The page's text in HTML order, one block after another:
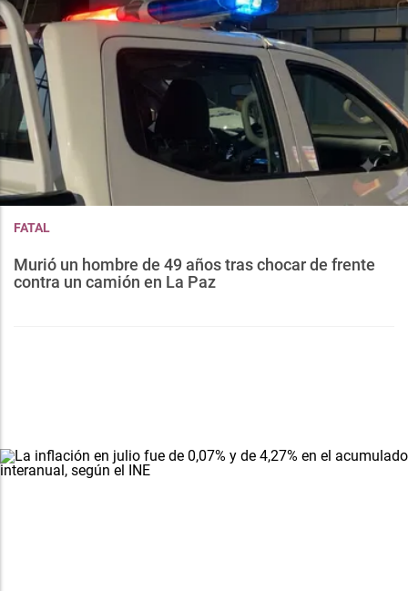
FATAL
Murió un hombre de 49 años tras chocar de frente
contra un camión en La Paz